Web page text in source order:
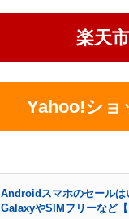
楽天
Yahoo!ショ
Androidスマホのセールは
GalaxyやSIMフリーなど【